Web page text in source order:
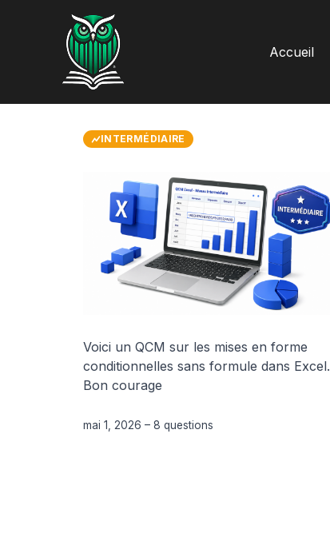
Accueil
INTERMÉDIAIRE
Voici un QCM sur les mises en forme
conditionnelles sans formule dans Excel.
Bon courage
mai 1, 2026 – 8 questions